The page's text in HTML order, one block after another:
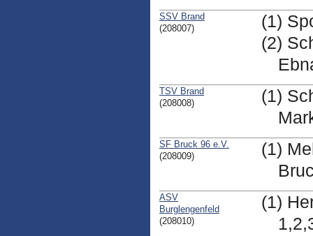
SSV Brand
(208007)
(1)
(2)
TSV Brand
(208008)
(1)
SF Bruck 96 e.V.
(208009)
(1)
ASV
Burglengenfeld
(208010)
(1)